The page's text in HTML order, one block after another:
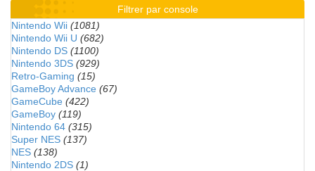
Filtrer par console
Nintendo Wii (1081)
Nintendo Wii U (682)
Nintendo DS (1100)
Nintendo 3DS (929)
Retro-Gaming (15)
GameBoy Advance (67)
GameCube (422)
GameBoy (119)
Nintendo 64 (315)
Super NES (137)
NES (138)
Nintendo 2DS (1)